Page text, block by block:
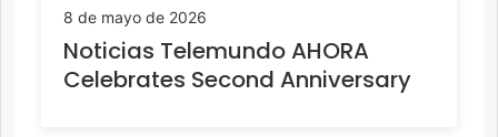
8 de mayo de 2026
Noticias Telemundo AHORA
Celebrates Second Anniversary